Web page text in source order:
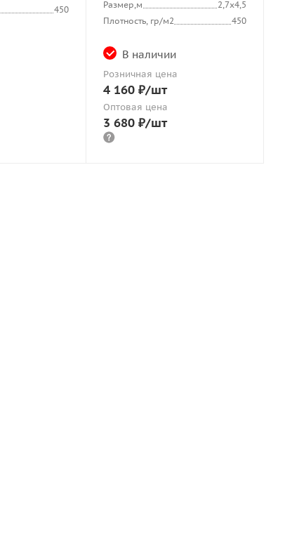
450
Размер,м
2,7х4,5
Плотность, гр/м2
450
В наличии
Розничная цена
4 160 ₽/шт
Оптовая цена
3 680 ₽/шт